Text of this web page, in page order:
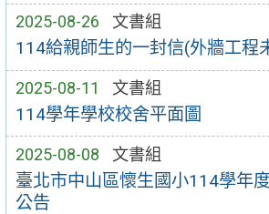
2025-08-26 文書組
114給親師生的一封信(外牆工程
2025-08-11 文書組
114學年學校校舍平面圖
2025-08-08 文書組
臺北市中山區懷生國小114學年
公告